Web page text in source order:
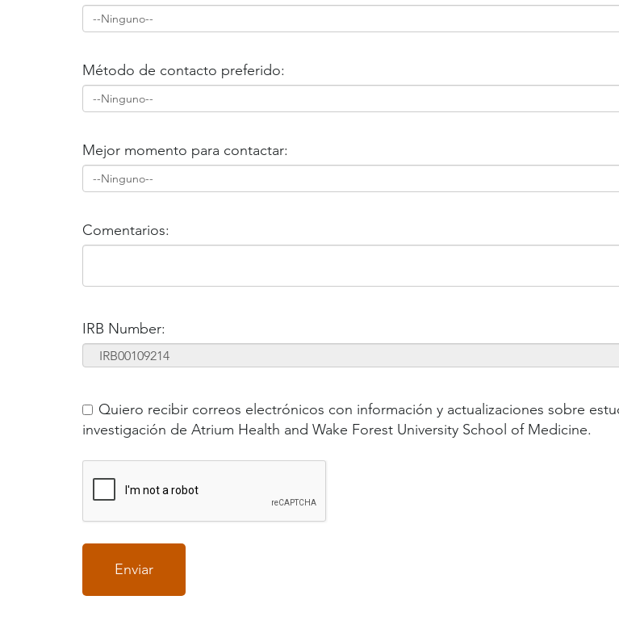
Método de contacto preferido:
Mejor momento para contactar:
Comentarios:
IRB Number:
Quiero recibir correos electrónicos con información y actualizaciones sobre
investigación de Atrium Health and Wake Forest University School of Medicine.